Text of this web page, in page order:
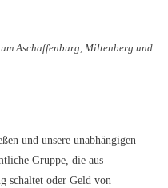
Aschaffenburg, Miltenberg und
und unsere unabhängigen
Gruppe, die aus
schaltet oder Geld von